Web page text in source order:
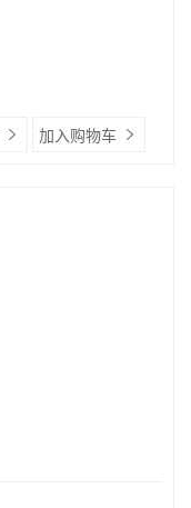
加入购物车